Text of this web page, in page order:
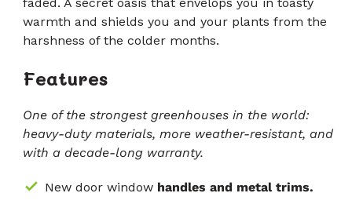
faded. A secret oasis that envelops you in toasty
warmth and shields you and your plants from the
harshness of the colder months.
Features
One of the strongest greenhouses in the world:
heavy-duty materials, more weather-resistant, and
with a decade-long warranty.
New door window handles and metal trims.